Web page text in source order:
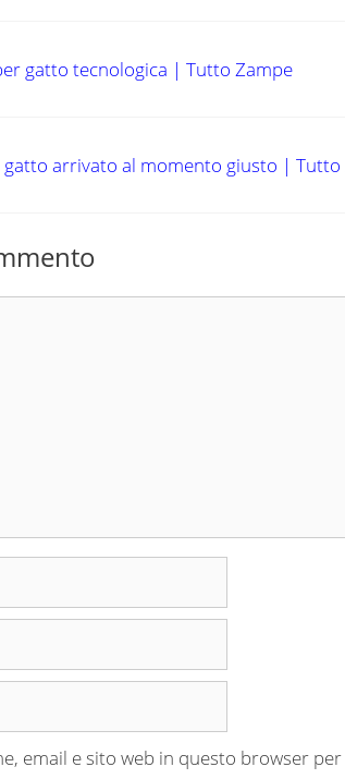
gatto tecnologica | Tutto Zampe
gatto arrivato al momento giusto | Tutto
email e sito web in questo browser